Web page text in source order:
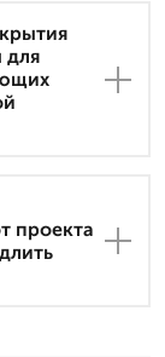
для
проекта